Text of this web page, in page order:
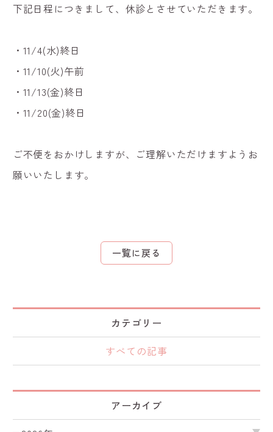
カテゴリー
すべての記事
アーカイブ
下記日程につきまして、休診とさせていただきます。
・11/4(水)終日
・11/10(火)午前
・11/13(金)終日
・11/20(金)終日
ご不便をおかけしますが、ご理解いただけますようお
願いいたします。
一覧に戻る